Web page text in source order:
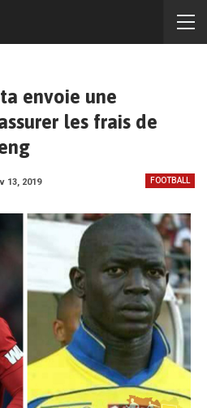
envoie une
les frais de
FOOTBALL
13, 2019